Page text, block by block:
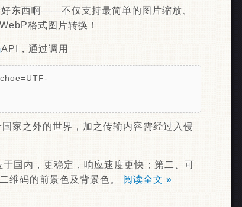
东西啊——不仅支持最简单的图片缩放、
格式图片转换！
API，通过调用
家之外的世界，加之传输内容需经过入侵
国内，更稳定，响应速度更快；第二、可
维码的前景色及背景色。 阅读全文 »